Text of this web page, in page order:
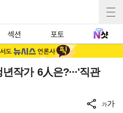
섹션 포토
작가 6人은?···'직관
가가